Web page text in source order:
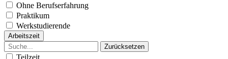
Ohne Berufserfahrung
Praktikum
Werkstudierende
Arbeitszeit
Zurücksetzen
Teilzeit